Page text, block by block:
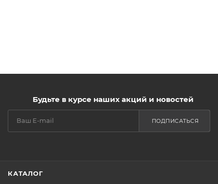
Будьте в курсе наших акций и новостей
ПОДПИСАТЬСЯ
КАТАЛОГ